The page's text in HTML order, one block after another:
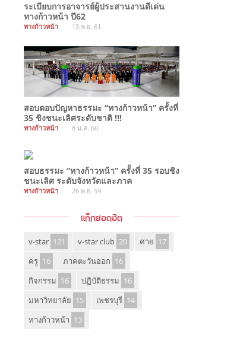
ระเบียบการอาจารย์ผู้ประสานงานดีเด่น
ทางก้าวหน้า ปี62
ทางก้าวหน้า 13 พ.ย. 61
สอบตอบปัญหาธรรมะ “ทางก้าวหน้า” ครั้งที่
35 ชิงชนะเลิศระดับชาติ !!!
ทางก้าวหน้า 8 ม.ค. 60
สอบธรรมะ “ทางก้าวหน้า” ครั้งที่ 35 รอบชิง
ชนะเลิศ ระดับจังหวัดและภาค
ทางก้าวหน้า 26 พ.ย. 59
แท็กยอดฮิต
v-star 121 v-star club 20 ค่าย 17
ครู 16 ภาคตะวันออก 16
กิจกรรม 16 ปฏิบัติธรรม 16
มหาวิทยาลัย 15 เพชรบุรี 14
ทางก้าวหน้า 13